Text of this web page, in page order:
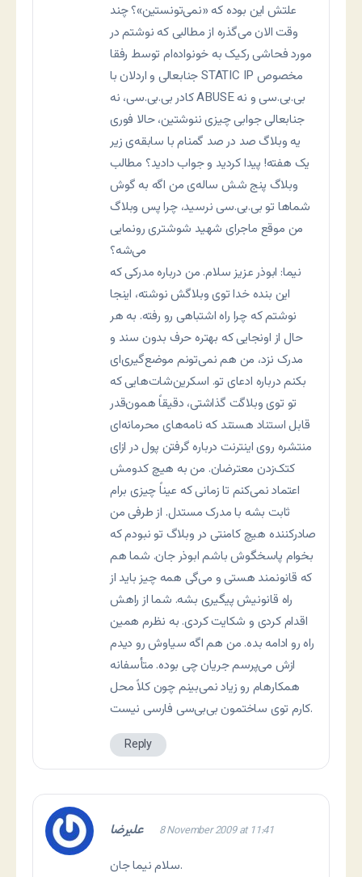
علتش این بوده که «نمی‌تونستین»؟ چند
وقت الان می‌گذره از مطالبی که نوشتم در
مورد فحاشی رکیک به خونواده‌ام توسط رفقا
جنابعالی و اردلان با STATIC IP مخصوص
کادر بی.بی.سی، نه ABUSE بی.بی.سی و نه
جنابعالی جوابی چیزی ننوشتین، حالا فوری
یه وبلاگ صد در صد گمنام با سابقه‌ی زیر
یک هفته! پیدا کردید و جواب دادید؟ مطالب
وبلاگ پنج شش ساله‌ی من اگه به گوش
شماها تو بی.بی.سی نرسید، چرا پس وبلاگ
من موقع ماجرای شهید شوشتری رونمایی
می‌شه؟
نیما: ابوذر عزیز سلام. من درباره مدرکی که
این بنده خدا توی وبلاگش نوشته، اینجا
نوشتم که چرا راه اشتباهی رو رفته. به هر
حال از اونجایی که بهتره حرف بدون سند و
مدرک نزد، من هم نمی‌تونم موضع‌گیری‌ای
بکنم درباره ادعای تو. اسکرین‌شات‌هایی که
تو توی وبلاگت گذاشتی، دقیقاً همون‌قدر
قابل استناد هستند که نامه‌های محرمانه‌ای
منتشره روی اینترنت درباره گرفتن پول در ازای
کتک‌زدن معترضان. من به هیچ کدومش
اعتماد نمی‌کنم تا زمانی که عیناً چیزی برام
ثابت بشه با مدرک مستدل. از طرفی من
صادرکننده هیچ کامنتی در وبلاگ تو نبودم که
بخوام پاسخگوش باشم ابوذر جان. شما هم
که قانونمند هستی و می‌گی همه چیز باید از
راه قانونیش پیگیری بشه. شما از راهش
اقدام کردی و شکایت کردی. به نظرم همین
راه رو ادامه بده. من هم اگه سیاوش رو دیدم
ازش می‌پرسم جریان چی بوده. متأسفانه
همکارهام رو زیاد نمی‌بینم چون کلاً محل
کارم توی ساختمون بی‌بی‌سی فارسی نیست.
Reply
علیرضا 8 November 2009 at 11:41
سلام نیما جان.